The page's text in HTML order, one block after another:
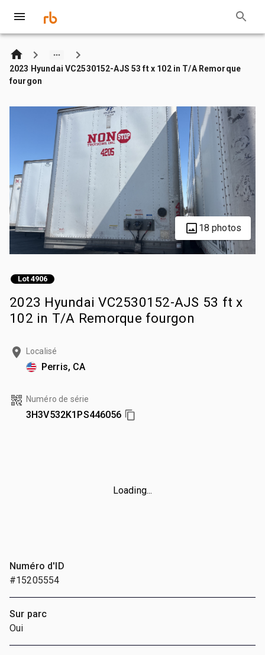
2023 Hyundai VC2530152-AJS 53 ft x 102 in T/A Remorque
fourgon
18 photos
Lot 4906
2023 Hyundai VC2530152-AJS 53 ft x
102 in T/A Remorque fourgon
Localisé
Perris, CA
Numéro de série
3H3V532K1PS446056
Loading...
Numéro d'ID
#15205554
Sur parc
Oui